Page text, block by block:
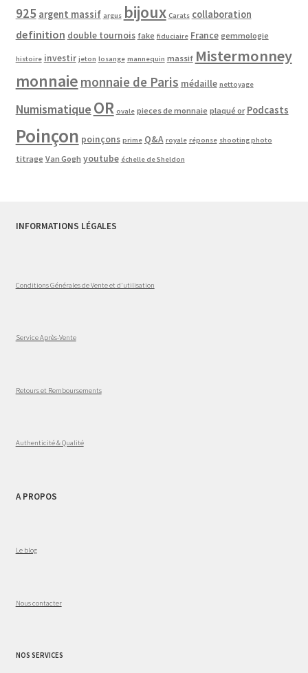
925 argent massif argus bijoux Carats collaboration
definition double tournois fake fiduciaire France gemmologie
histoire investir jeton losange mannequin massif Mistermonney
monnaie monnaie de Paris médaille nettoyage
Numismatique OR ovale pieces de monnaie plaqué or Podcasts
Poinçon poinçons prime Q&A royale réponse shooting photo
titrage Van Gogh youtube échelle de Sheldon
INFORMATIONS LÉGALES
Conditions Générales de Vente et d'utilisation
Service Après-Vente
Retours et Remboursements
Authenticité & Qualité
A PROPOS
Le blog
Nous contacter
NOS SERVICES